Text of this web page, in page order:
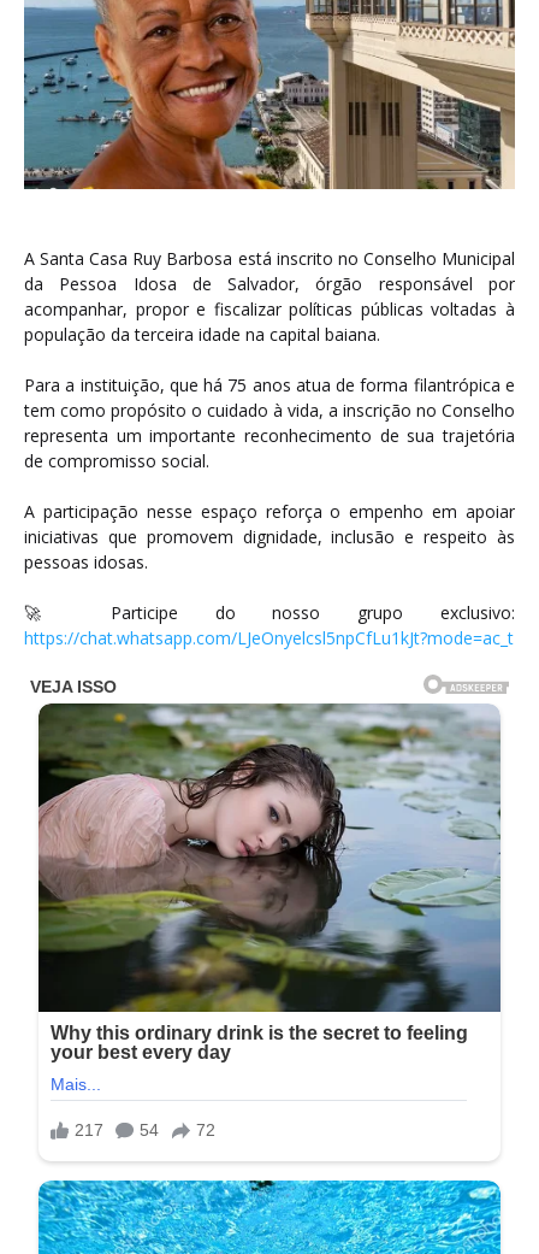
A Santa Casa Ruy Barbosa está inscrito no Conselho Municipal
da Pessoa Idosa de Salvador, órgão responsável por
acompanhar, propor e fiscalizar políticas públicas voltadas à
população da terceira idade na capital baiana.
Para a instituição, que há 75 anos atua de forma filantrópica e
tem como propósito o cuidado à vida, a inscrição no Conselho
representa um importante reconhecimento de sua trajetória
de compromisso social.
A participação nesse espaço reforça o empenho em apoiar
iniciativas que promovem dignidade, inclusão e respeito às
pessoas idosas.
🚀 Participe do nosso grupo exclusivo:
https://chat.whatsapp.com/LJeOnyelcsl5npCfLu1kJt?mode=ac_t